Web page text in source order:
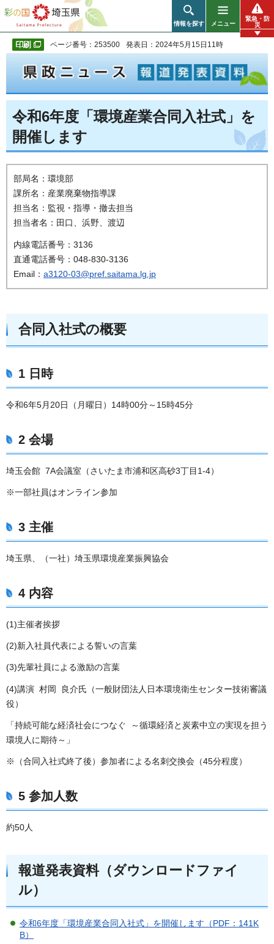
彩の国 埼玉県
情報を探す メニュー
緊急・防
災
ページ番号：253500 発表日：2024年5月15日11時
令和6年度「環境産業合同入社式」を
開催します
部局名：環境部
課所名：産業廃棄物指導課
担当名：監視・指導・撤去担当
担当者名：田口、浜野、渡辺
内線電話番号：3136
直通電話番号：048-830-3136
Email： a3120-03@pref.saitama.lg.jp
合同入社式の概要
1 日時
令和6年5月20日（月曜日）14時00分～15時45分
2 会場
埼玉会館 7A会議室（さいたま市浦和区高砂3丁目1-4）
※一部社員はオンライン参加
3 主催
埼玉県、（一社）埼玉県環境産業振興協会
4 内容
(1)主催者挨拶
(2)新入社員代表による誓いの言葉
(3)先輩社員による激励の言葉
(4)講演 村岡 良介氏（一般財団法人日本環境衛生センター技術審議
役）
「持続可能な経済社会につなぐ ～循環経済と炭素中立の実現を担う
環境人に期待～」
※（合同入社式終了後）参加者による名刺交換会（45分程度）
5 参加人数
約50人
報道発表資料（ダウンロードファイ
ル）
令和6年度「環境産業合同入社式」を開催します（PDF：141K
B）